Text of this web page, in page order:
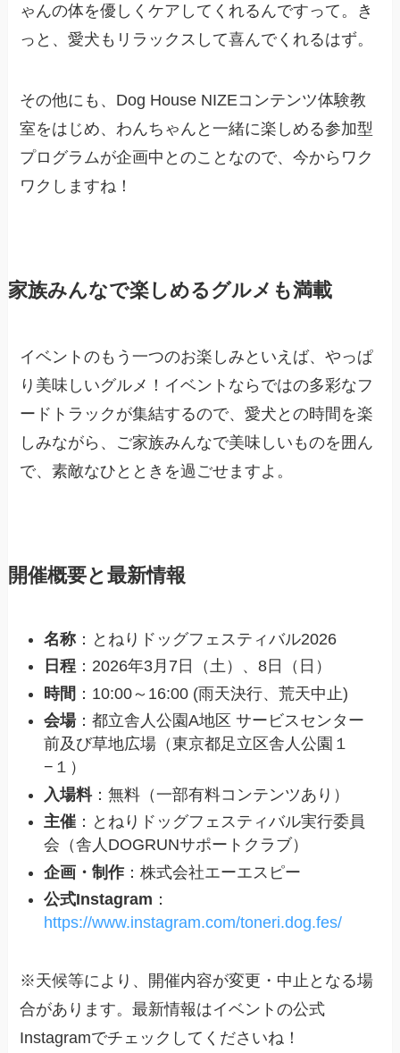
ゃんの体を優しくケアしてくれるんですって。き
っと、愛犬もリラックスして喜んでくれるはず。
その他にも、Dog House NIZEコンテンツ体験教
室をはじめ、わんちゃんと一緒に楽しめる参加型
プログラムが企画中とのことなので、今からワク
ワクしますね！
家族みんなで楽しめるグルメも満載
イベントのもう一つのお楽しみといえば、やっぱ
り美味しいグルメ！イベントならではの多彩なフ
ードトラックが集結するので、愛犬との時間を楽
しみながら、ご家族みんなで美味しいものを囲ん
で、素敵なひとときを過ごせますよ。
開催概要と最新情報
名称 ：とねりドッグフェスティバル2026
日程 ：2026年3月7日（土）、8日（日）
時間 ：10:00～16:00 (雨天決行、荒天中止)
会場：都立舎人公園A地区 サービスセンター
前及び草地広場（東京都足立区舎人公園１
−１）
入場料：無料（一部有料コンテンツあり）
主催 ：とねりドッグフェスティバル実行委員
会（舎人DOGRUNサポートクラブ）
企画・制作 ：株式会社エーエスピー
公式Instagram ：
https://www.instagram.com/toneri.dog.fes/
※天候等により、開催内容が変更・中止となる場
合があります。最新情報はイベントの公式
Instagramでチェックしてくださいね！